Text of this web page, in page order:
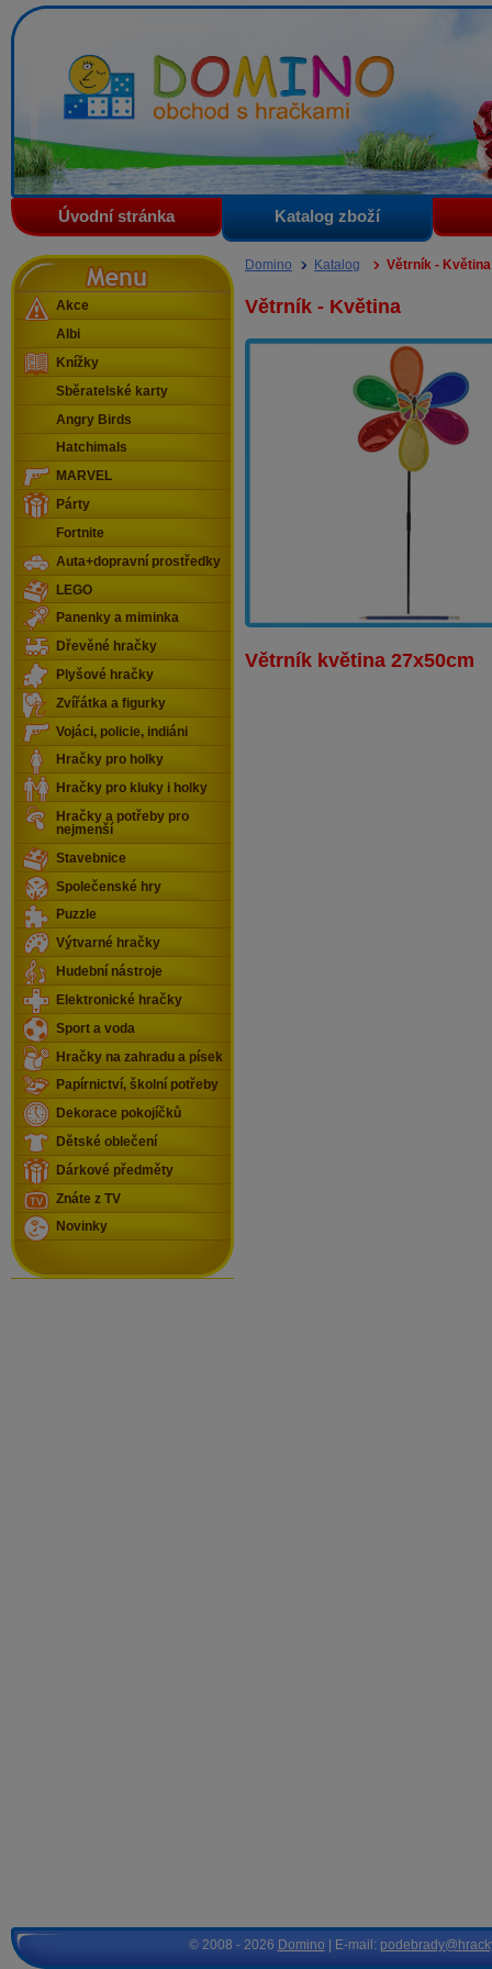
Domino - obchod s hračkami
Úvodní stránka Katalog zboží
Domino Katalog Větrník - Květina
Větrník - Květina
Větrník květina 27x50cm
Menu
Akce
Albi
Knížky
Sběratelské karty
Angry Birds
Hatchimals
MARVEL
Párty
Fortnite
Auta+dopravní prostředky
LEGO
Panenky a miminka
Dřevěné hračky
Plyšové hračky
Zvířátka a figurky
Vojáci, policie, indiáni
Hračky pro holky
Hračky pro kluky i holky
Hračky a potřeby pro
nejmenší
Stavebnice
Společenské hry
Puzzle
Výtvarné hračky
Hudební nástroje
Elektronické hračky
Sport a voda
Hračky na zahradu a písek
Papírnictví, školní potřeby
Dekorace pokojíčků
Dětské oblečení
Dárkové předměty
Znáte z TV
Novinky
© 2008 - 2026 Domino | E-mail: